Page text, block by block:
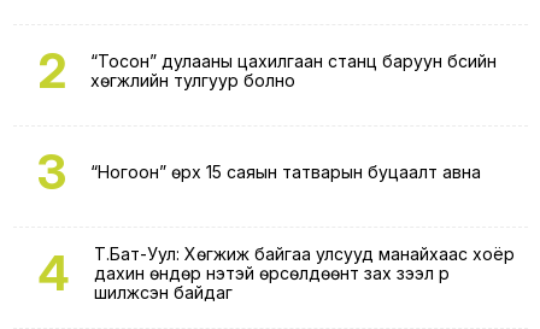
2
“Тосон” дулааны цахилгаан станц баруун бүсийн
хөгжлийн тулгуур болно
3 “Ногоон” өрх 15 саяын татварын буцаалт авна
4
Т.Бат-Уул: Хөгжиж байгаа улсууд манайхаас хоёр
дахин өндөр үнэтэй өрсөлдөөнт зах зээл рүү
шилжсэн байдаг